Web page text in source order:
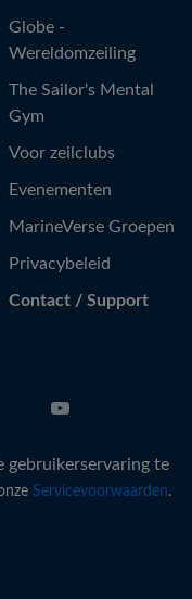
Globe -
Wereldomzeiling
The Sailor's Mental
Gym
Voor zeilclubs
Evenementen
MarineVerse Groepen
Privacybeleid
Contact / Support
gebruikerservaring te
Servicevoorwaarden.